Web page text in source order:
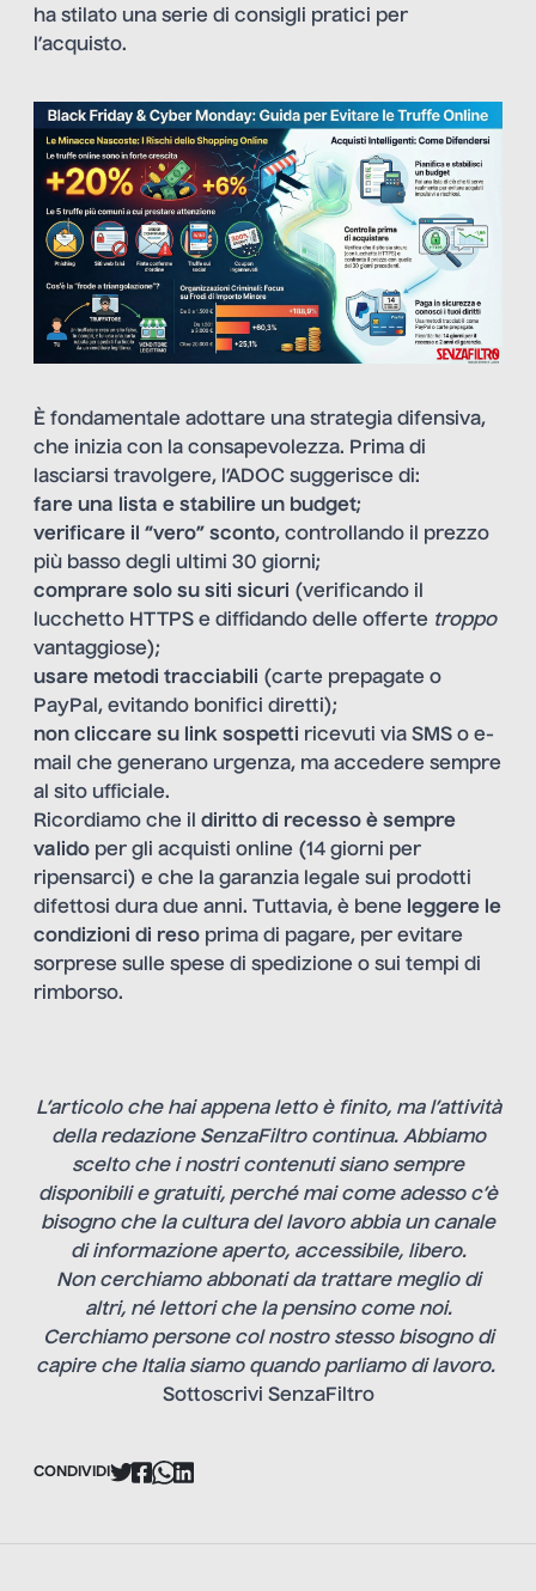
ha stilato una serie di consigli pratici per
l’acquisto.
È fondamentale adottare una strategia difensiva,
che inizia con la consapevolezza. Prima di
lasciarsi travolgere, l’ADOC suggerisce di:
fare una lista e stabilire un budget;
verificare il “vero” sconto, controllando il prezzo
più basso degli ultimi 30 giorni;
comprare solo su siti sicuri (verificando il
lucchetto HTTPS e diffidando delle offerte troppo
vantaggiose);
usare metodi tracciabili (carte prepagate o
PayPal, evitando bonifici diretti);
non cliccare su link sospetti ricevuti via SMS o e-
mail che generano urgenza, ma accedere sempre
al sito ufficiale.
Ricordiamo che il diritto di recesso è sempre
valido per gli acquisti online (14 giorni per
ripensarci) e che la garanzia legale sui prodotti
difettosi dura due anni. Tuttavia, è bene leggere le
condizioni di reso prima di pagare, per evitare
sorprese sulle spese di spedizione o sui tempi di
rimborso.
L’articolo che hai appena letto è finito, ma l’attività
della redazione SenzaFiltro continua. Abbiamo
scelto che i nostri contenuti siano sempre
disponibili e gratuiti, perché mai come adesso c’è
bisogno che la cultura del lavoro abbia un canale
di informazione aperto, accessibile, libero.
Non cerchiamo abbonati da trattare meglio di
altri, né lettori che la pensino come noi.
Cerchiamo persone col nostro stesso bisogno di
capire che Italia siamo quando parliamo di lavoro.
Sottoscrivi SenzaFiltro
CONDIVIDI